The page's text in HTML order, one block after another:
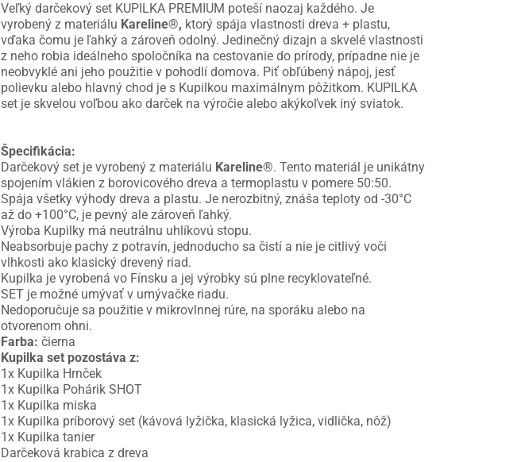
Veľký darčekový set KUPILKA PREMIUM poteší naozaj každého. Je
vyrobený z materiálu Kareline®, ktorý spája vlastnosti dreva + plastu,
vďaka čomu je ľahký a zároveň odolný. Jedinečný dizajn a skvelé vlastnosti
z neho robia ideálneho spoločníka na cestovanie do prírody, prípadne nie je
neobvyklé ani jeho použitie v pohodlí domova. Piť obľúbený nápoj, jesť
polievku alebo hlavný chod je s Kupilkou maximálnym pôžitkom. KUPILKA
set je skvelou voľbou ako darček na výročie alebo akýkoľvek iný sviatok.
Špecifikácia:
Darčekový set je vyrobený z materiálu Kareline®. Tento materiál je unikátny
spojením vlákien z borovicového dreva a termoplastu v pomere 50:50.
Spája všetky výhody dreva a plastu. Je nerozbitný, znáša teploty od -30°C
až do +100°C, je pevný ale zároveň ľahký.
Výroba Kupilky má neutrálnu uhlíkovú stopu.
Neabsorbuje pachy z potravín, jednoducho sa čistí a nie je citlivý voči
vlhkosti ako klasický drevený riad.
Kupilka je vyrobená vo Fínsku a jej výrobky sú plne recyklovateľné.
SET je možné umývať v umývačke riadu.
Nedoporučuje sa použitie v mikrovlnnej rúre, na sporáku alebo na
otvorenom ohni.
Farba: čierna
Kupilka set pozostáva z:
1x Kupilka Hrnček
1x Kupilka Pohárik SHOT
1x Kupilka miska
1x Kupilka príborový set (kávová lyžička, klasická lyžica, vidlička, nôž)
1x Kupilka tanier
Darčeková krabica z dreva